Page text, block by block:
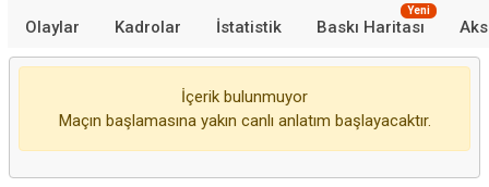
Olaylar Kadrolar İstatistik Baskı Haritası
Yeni
İçerik bulunmuyor
Maçın başlamasına yakın canlı anlatım başlayacaktır.